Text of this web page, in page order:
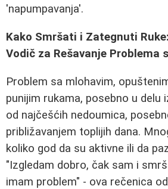
'napumpavanja'.
Kako Smršati i Zategnuti
Vodič za Rešavanje Problema
Problem sa mlohavim,
punijim rukama, posebno u delu
od najčešćih nedoumica,
približavanjem toplijih dana.
koliko god da su aktivne ili da
"Izgledam dobro, čak sam i
imam problem" - ova rečenica